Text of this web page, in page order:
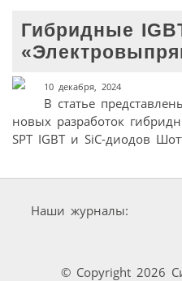
Гибридные
10 декабря, 2024
В статье
новых разработок
SPT IGBT и SiC-диодов
Наши журналы:
© Copyright 2026